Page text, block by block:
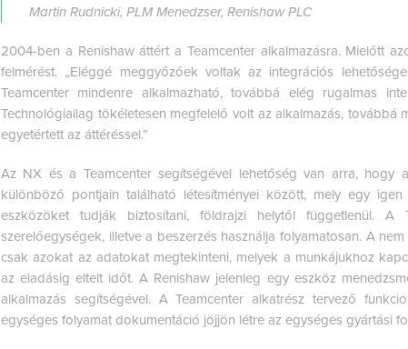
Martin Rudnicki, PLM Menedzser, Renishaw PLC
2004-ben a Renishaw áttért a Teamcenter alkalmazásra. Mielőtt
felmérést. „Eléggé meggyőzőek voltak az integrációs
Teamcenter mindenre alkalmazható, továbbá elég rugalmas
Technológiailag tökéletesen megfelelő volt az alkalmazás,
egyetértett az áttéréssel.”
Az NX és a Teamcenter segítségével lehetőség van arra,
különböző pontjain található létesítményei között, mely egy
eszközöket tudják biztosítani, földrajzi helytől függetlenül. A
szerelőegységek, illetve a beszerzés használja folyamatosan. A
csak azokat az adatokat megtekinteni, melyek a munkájukhoz
az eladásig eltelt időt. A Renishaw jelenleg egy eszköz
alkalmazás segítségével. A Teamcenter alkatrész tervező
egységes folyamat dokumentáció jöjjön létre az egységes gyártási